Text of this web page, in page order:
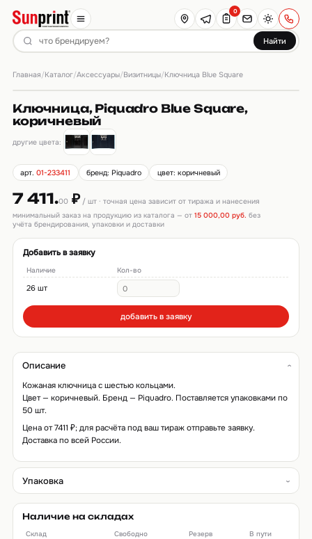
Найти
0
Главная/Каталог/Аксессуары/Визитницы/Ключница Blue Square
Ключница, Piquadro Blue Square,
коричневый
другие цвета:
арт.01-233411 бренд: Piquadro цвет: коричневый
7 411.00₽/ шт · точная цена зависит от тиража и нанесения
минимальный заказ на продукцию из каталога — от 15 000,00 руб. без
учёта брендирования, упаковки и доставки
Добавить в заявку
Наличие Кол-во
26 шт
добавить в заявку
Описание
Кожаная ключница с шестью кольцами.
Цвет — коричневый. Бренд — Piquadro. Поставляется упаковками по
50 шт.
Цена от 7411 ₽; для расчёта под ваш тираж отправьте заявку.
Доставка по всей России.
Упаковка
Наличие на складах
Склад Свободно Резерв В пути